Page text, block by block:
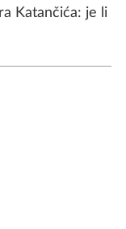
Katančića: je li